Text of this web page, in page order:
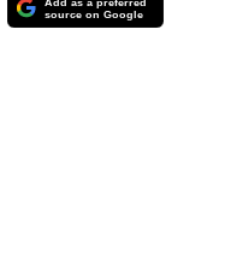
Add as a preferred
source on Google